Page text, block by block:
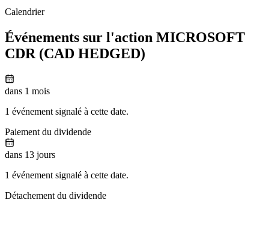
Calendrier
Événements sur l'action MICROSOFT
CDR (CAD HEDGED)
dans 1 mois
1 événement signalé à cette date.
Paiement du dividende
dans 13 jours
1 événement signalé à cette date.
Détachement du dividende